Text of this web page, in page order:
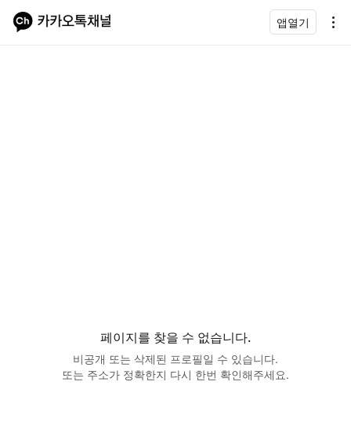
앱열기
페이지를 찾을 수 없습니다.
비공개 또는 삭제된 프로필일 수 있습니다.
또는 주소가 정확한지 다시 한번 확인해주세요.